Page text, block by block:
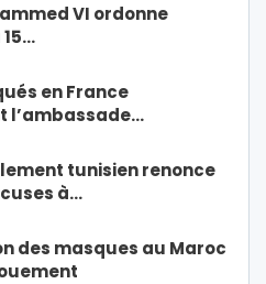
VI ordonne
15…
en France
l’ambassade…
tunisien renonce
à…
des masques au Maroc